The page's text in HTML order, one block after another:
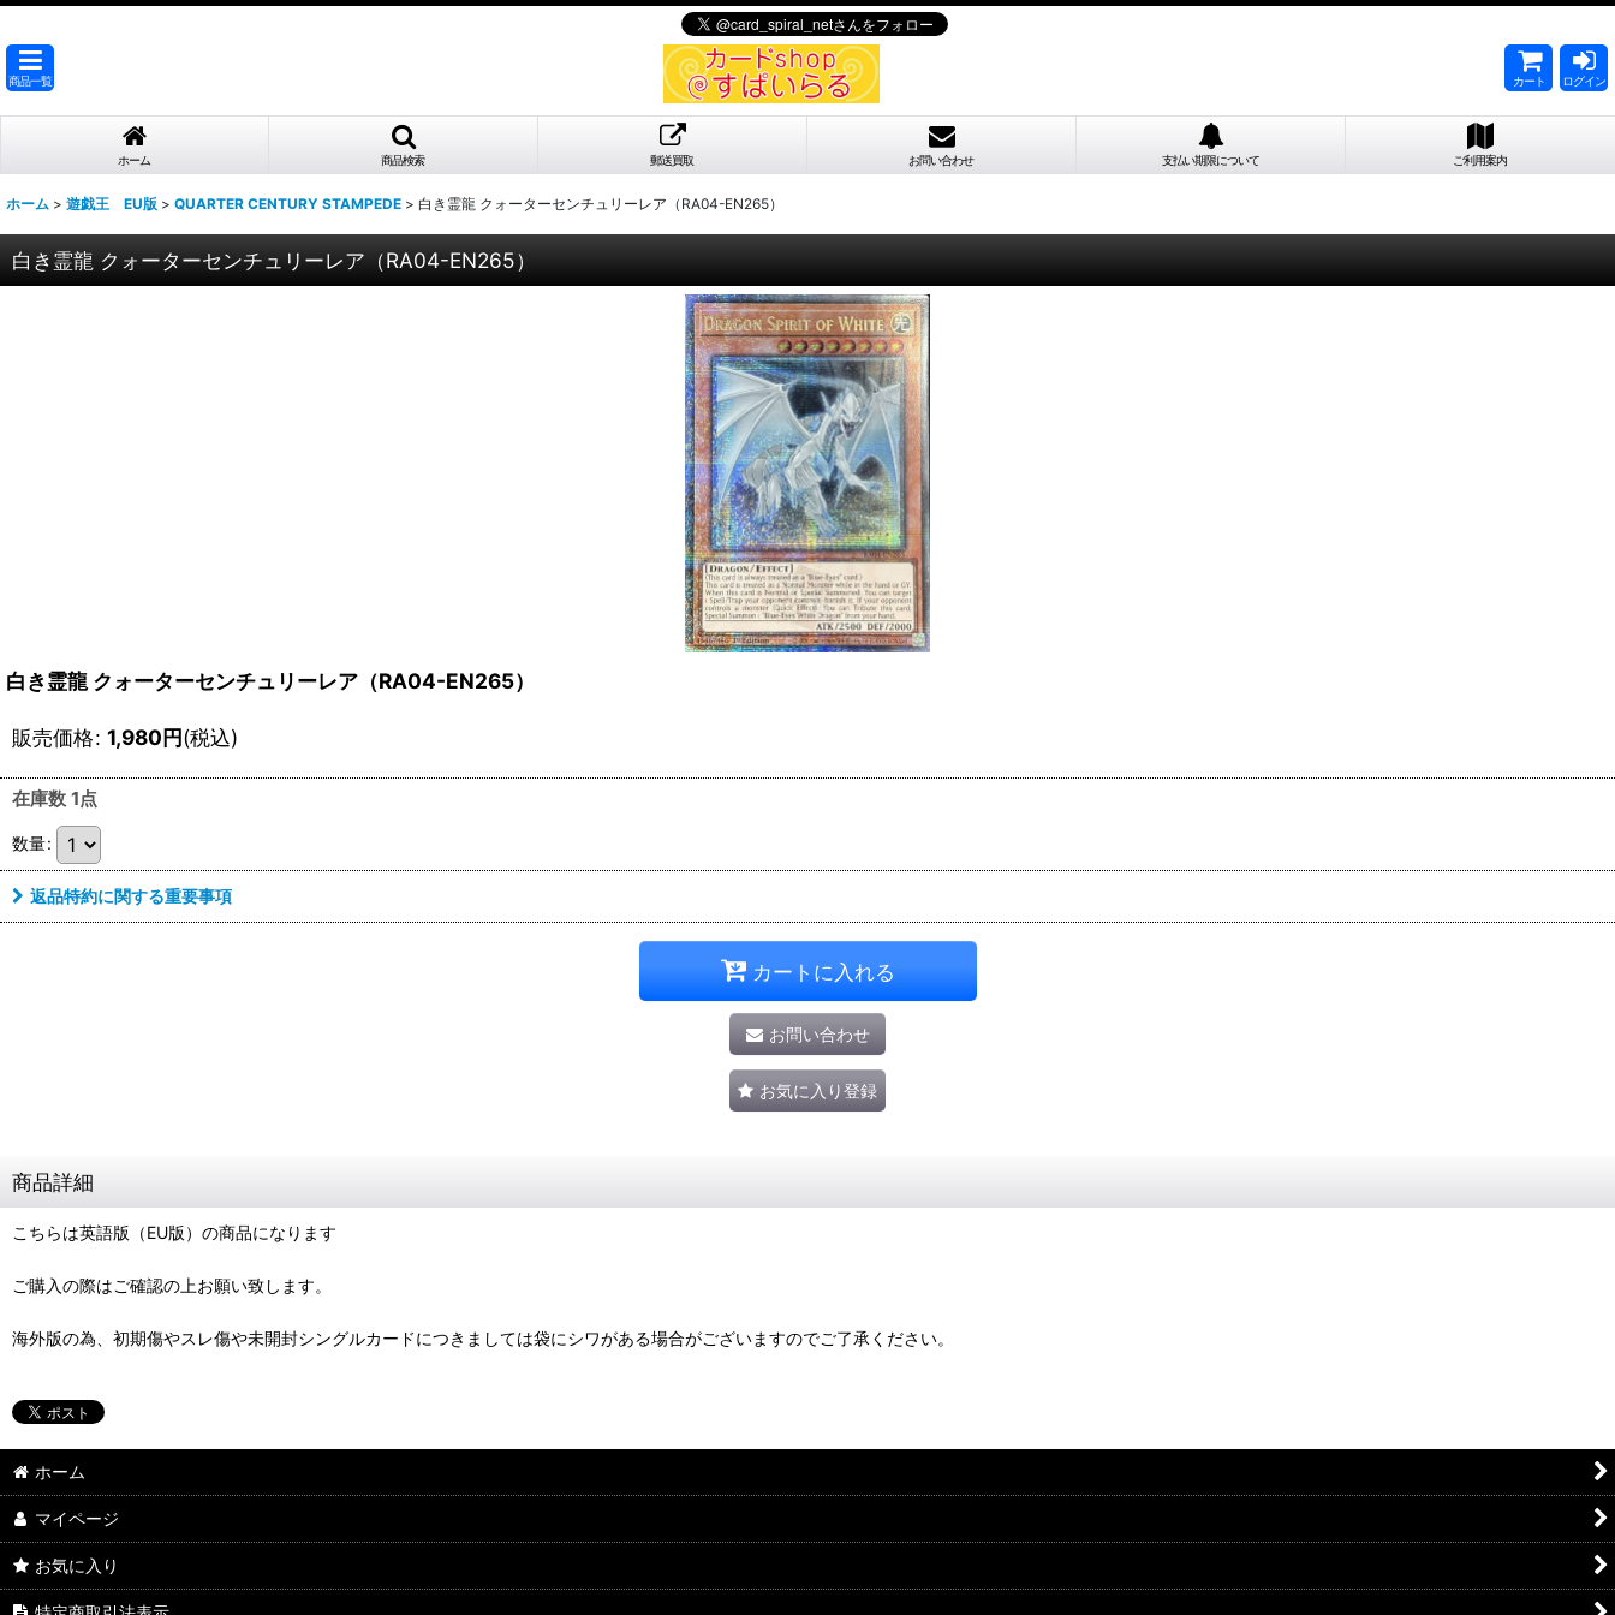
商品一覧 カート ログイン
ホーム 商品検索 郵送買取 お問い合わせ 支払い期限について ご利用案内
ホーム > 遊戯王 EU版 > QUARTER CENTURY STAMPEDE > 白き霊龍 クォーターセンチュリーレア（RA04-EN265）
白き霊龍 クォーターセンチュリーレア（RA04-EN265）
白き霊龍 クォーターセンチュリーレア（RA04-EN265）
販売価格: 1,980円(税込)
在庫数 1点
数量:
返品特約に関する重要事項
カートに入れる
お問い合わせ
お気に入り登録
商品詳細
こちらは英語版（EU版）の商品になります
ご購入の際はご確認の上お願い致します。
海外版の為、初期傷やスレ傷や未開封シングルカードにつきましては袋にシワがある場合がございますのでご了承ください。
ホーム
マイページ
お気に入り